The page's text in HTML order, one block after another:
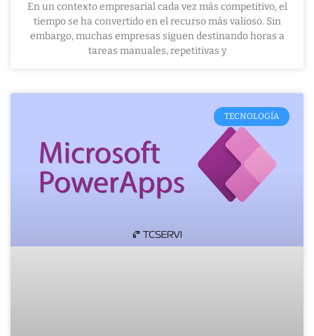
En un contexto empresarial cada vez más competitivo, el
tiempo se ha convertido en el recurso más valioso. Sin
embargo, muchas empresas siguen destinando horas a
tareas manuales, repetitivas y
TECNOLOGÍA